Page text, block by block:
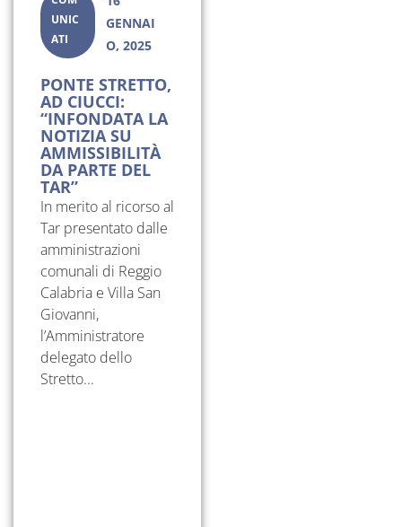
UNIC
ATI
GENNAI
O, 2025
PONTE STRETTO,
AD CIUCCI:
“INFONDATA LA
NOTIZIA SU
AMMISSIBILITÀ
DA PARTE DEL
TAR”
In merito al ricorso al
Tar presentato dalle
amministrazioni
comunali di Reggio
Calabria e Villa San
Giovanni,
l’Amministratore
delegato dello
Stretto...